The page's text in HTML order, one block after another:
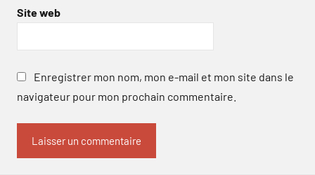
Site web
Enregistrer mon nom, mon e-mail et mon site dans le
navigateur pour mon prochain commentaire.